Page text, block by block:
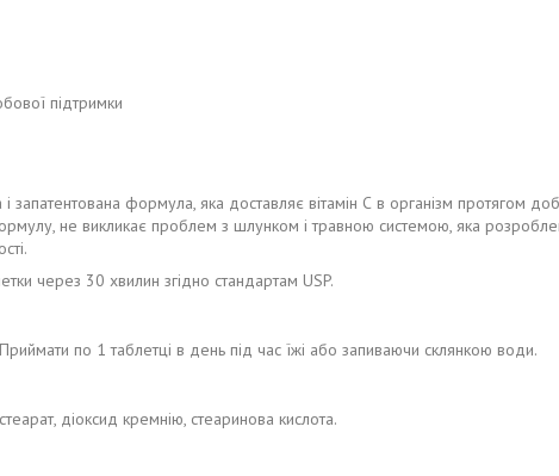
підтримки
запатентована формула, яка доставляє вітамін С в організм протягом
не викликає проблем з шлунком і травною системою, яка
через 30 хвилин згідно стандартам USP.
Приймати по 1 таблетці в день під час їжі або запиваючи склянкою води.
діоксид кремнію, стеаринова кислота.